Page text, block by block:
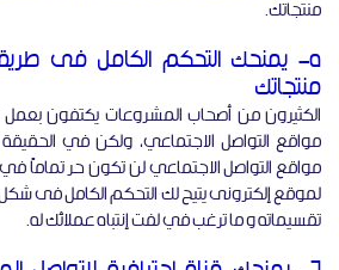
منتجاتك.
5- يمنحك التحكم الكامل فى
منتجاتك
الكثيرون من أصحاب المشروعات يكتفون
مواقع التواصل الاجتماعي، ولكن في
مواقع التواصل الاجتماعي لن تكون حر تماماً
لموقع إلكترونى يتيح لك التحكم الكامل فى
تقسيماته و ما ترغب في لفت إنتباه عملائك له.